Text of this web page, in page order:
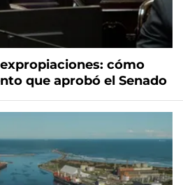
cómo
que aprobó el Senado